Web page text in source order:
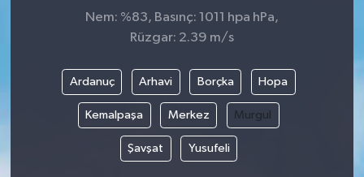
Nem: %83, Basınç: 1011 hpa hPa,
Rüzgar: 2.39 m/s
Ardanuç Arhavi Borçka Hopa
Kemalpaşa Merkez Murgul
Şavşat Yusufeli